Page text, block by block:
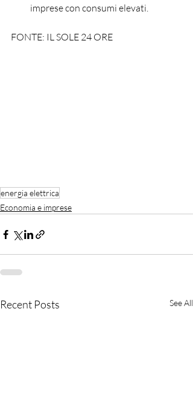
imprese con consumi elevati.
FONTE: IL SOLE 24 ORE
energia elettrica
Economia e imprese
Recent Posts See All